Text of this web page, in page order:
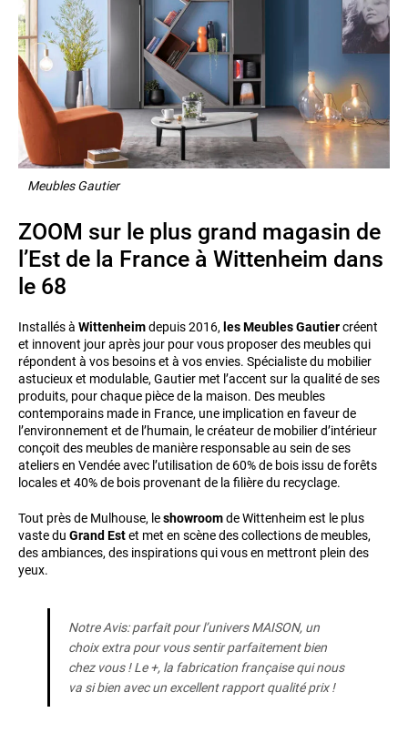
Meubles Gautier
ZOOM sur le plus grand magasin de
l’Est de la France à Wittenheim dans
le 68
Installés à Wittenheimdepuis 2016, les Meubles Gautiercréent
et innovent jour après jour pour vous proposer des meubles qui
répondent à vos besoins et à vos envies. Spécialiste du mobilier
astucieux et modulable, Gautier met l’accent sur la qualité de ses
produits, pour chaque pièce de la maison. Des meubles
contemporains made in France, une implication en faveur de
l’environnement et de l’humain, le créateur de mobilier d’intérieur
conçoit des meubles de manière responsable au sein de ses
ateliers en Vendée avec l’utilisation de 60% de bois issu de forêts
locales et 40% de bois provenant de la filière du recyclage.
Tout près de Mulhouse, leshowroomde Wittenheim est le plus
vaste du Grand Estet met en scène des collections de meubles,
des ambiances, des inspirations qui vous en mettront plein des
yeux.
Notre Avis: parfait pour l’univers MAISON, un
choix extra pour vous sentir parfaitement bien
chez vous ! Le +, la fabrication française qui nous
va si bien avec un excellent rapport qualité prix !